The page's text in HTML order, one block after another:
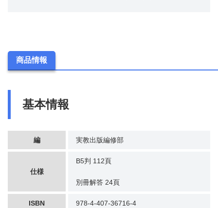
商品情報
基本情報
編 実教出版編修部
仕様
B5判 112頁
別冊解答 24頁
ISBN 978-4-407-36716-4